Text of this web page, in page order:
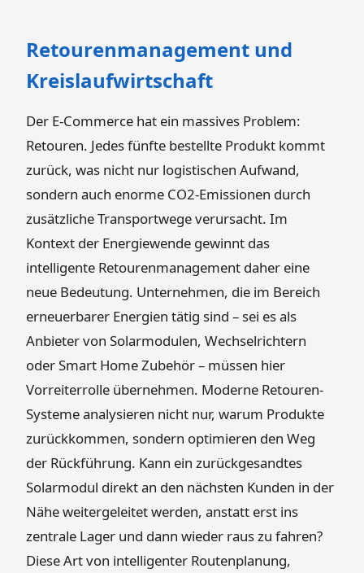
Retourenmanagement und
Kreislaufwirtschaft
Der E-Commerce hat ein massives Problem:
Retouren. Jedes fünfte bestellte Produkt kommt
zurück, was nicht nur logistischen Aufwand,
sondern auch enorme CO2-Emissionen durch
zusätzliche Transportwege verursacht. Im
Kontext der Energiewende gewinnt das
intelligente Retourenmanagement daher eine
neue Bedeutung. Unternehmen, die im Bereich
erneuerbarer Energien tätig sind – sei es als
Anbieter von Solarmodulen, Wechselrichtern
oder Smart Home Zubehör – müssen hier
Vorreiterrolle übernehmen. Moderne Retouren-
Systeme analysieren nicht nur, warum Produkte
zurückkommen, sondern optimieren den Weg
der Rückführung. Kann ein zurückgesandtes
Solarmodul direkt an den nächsten Kunden in der
Nähe weitergeleitet werden, anstatt erst ins
zentrale Lager und dann wieder raus zu fahren?
Diese Art von intelligenter Routenplanung,